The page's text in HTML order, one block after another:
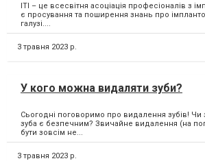
ITI – це всесвітня асоціація професіоналів з
є просування та поширення знань про
галузі....
3 травня 2023 р.
У кого можна видаляти зуби?
Сьогодні поговоримо про видалення зубів!
зуба є безпечним? Звичайне видалення (на
бути зовсім не...
3 травня 2023 р.